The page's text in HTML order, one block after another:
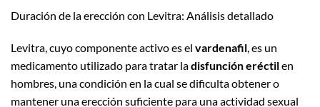
Duración de la erección con Levitra: Análisis detallado
Levitra, cuyo componente activo es el vardenafil, es un
medicamento utilizado para tratar ladisfunción eréctilen
hombres, una condición en la cual se dificulta obtener o
mantener una erección suficiente para una actividad sexual